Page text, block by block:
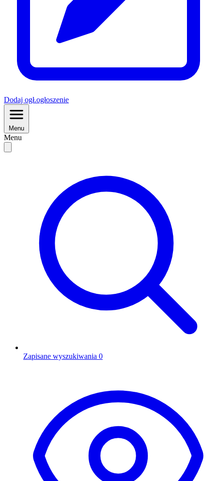
Dodaj ogł.ogłoszenie
Menu
Menu
Zapisane wyszukiwania 0